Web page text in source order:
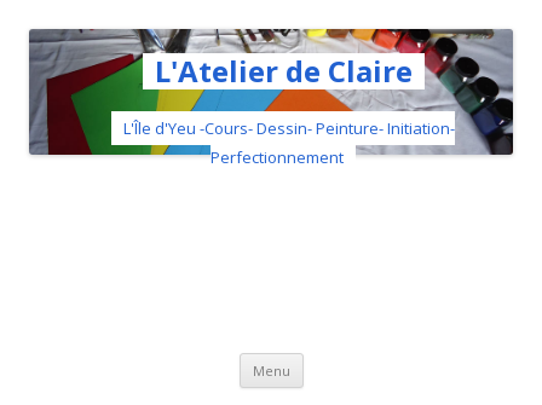
L'Atelier de Claire
L'Île d'Yeu -Cours- Dessin- Peinture- Initiation-
Perfectionnement
Menu Aller au contenu principal